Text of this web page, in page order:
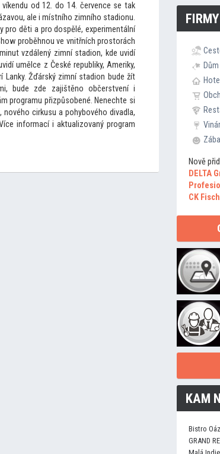
od 12. do 14. července se tak
ale i místního zimního stadionu.
pro děti a pro dospělé, experimentální
proběhnou ve vnitřních prostorách
vzdálený zimní stadion, kde uvidí
umělce z České republiky, Ameriky,
Lanky. Žďárský zimní stadion bude žít
bude zde zajištěno občerstvení i
programu přizpůsobené. Nenechte si
cirkusu a pohybového divadla,
informací i aktualizovaný program
Nově
DELTA
CK
KAM
Bistro
GRAND